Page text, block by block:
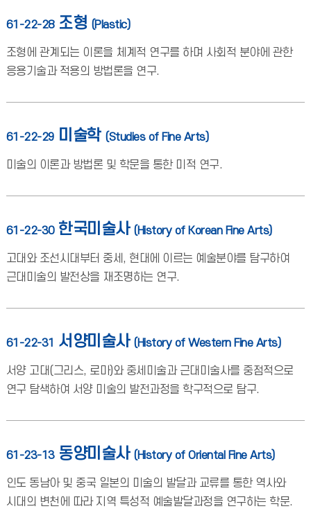
61-22-28 조형 (Plastic)
조형에 관계되는 이론을 체계적 연구를 하며 사회적 분야에 관한
응용기술과 적용의 방법론을 연구.
61-22-29 미술학 (Studies of Fine Arts)
미술의 이론과 방법론 및 학문을 통한 미적 연구.
61-22-30 한국미술사 (History of Korean Fine Arts)
고대와 조선시대부터 중세, 현대에 이르는 예술분야를 탐구하여
근대미술의 발전상을 재조명하는 연구.
61-22-31 서양미술사 (History of Western Fine Arts)
서양 고대(그리스, 로마)와 중세미술과 근대미술사를 중점적으로
연구 탐색하여 서양 미술의 발전과정을 학구적으로 탐구.
61-23-13 동양미술사 (History of Oriental Fine Arts)
인도 동남아 및 중국 일본의 미술의 발달과 교류를 통한 역사와
시대의 변천에 따라 지역 특성적 예술발달과정을 연구하는 학문.